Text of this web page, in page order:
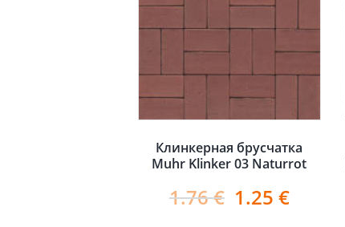
Клинкерная брусчатка
Muhr Klinker 03 Naturrot
1.76€ 1.25 €